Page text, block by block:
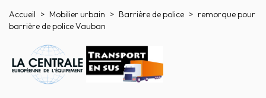
Accueil Mobilier urbain Barrière de police
remorque pour
barrière de police Vauban